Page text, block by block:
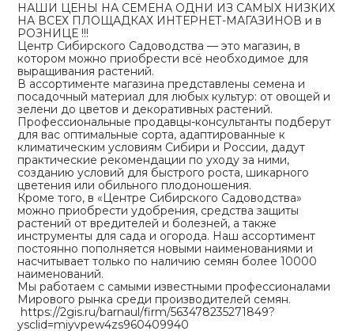
НАШИ ЦЕНЫ НА СЕМЕНА ОДНИ ИЗ САМЫХ НИЗКИХ
НА ВСЕХ ПЛОЩАДКАХ ИНТЕРНЕТ-МАГАЗИНОВ и в
РОЗНИЦЕ !!!
Центр Сибирского Садоводства — это магазин, в
котором можно приобрести всё необходимое для
выращивания растений.
В ассортименте магазина представлены семена и
посадочный материал для любых культур: от овощей и
зелени до цветов и декоративных растений.
Профессиональные продавцы-консультанты подберут
для вас оптимальные сорта, адаптированные к
климатическим условиям Сибири и России, дадут
практические рекомендации по уходу за ними,
созданию условий для быстрого роста, шикарного
цветения или обильного плодоношения.
Кроме того, в «Центре Сибирского Садоводства»
можно приобрести удобрения, средства защиты
растений от вредителей и болезней, а также
инструменты для сада и огорода. Наш ассортимент
постоянно пополняется новыми наименованиями и
насчитывает только по наличию семян более 10000
наименований.
Мы работаем с самыми известными профессионалами
Мирового рынка среди производителей семян.
https://2gis.ru/barnaul/firm/563478235271849?
ysclid=miyvpew4zs960409940